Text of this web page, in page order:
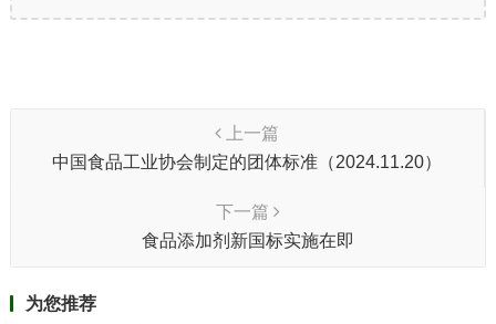
上一篇
中国食品工业协会制定的团体标准（2024.11.20）
下一篇
食品添加剂新国标实施在即
为您推荐